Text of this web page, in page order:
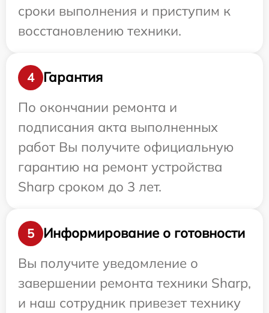
сроки выполнения и приступим к
восстановлению техники.
4
Гарантия
По окончании ремонта и
подписания акта выполненных
работ Вы получите официальную
гарантию на ремонт устройства
Sharp сроком до 3 лет.
5
Информирование о готовности
Вы получите уведомление о
завершении ремонта техники Sharp,
и наш сотрудник привезет технику